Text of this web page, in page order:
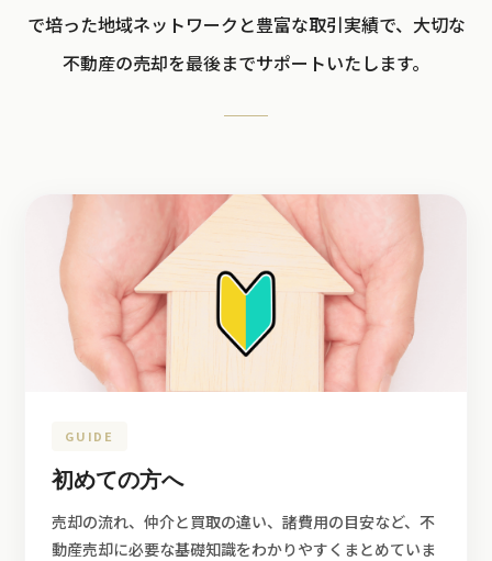
で培った地域ネットワークと豊富な取引実績で、大切な
不動産の売却を最後までサポートいたします。
GUIDE
初めての方へ
売却の流れ、仲介と買取の違い、諸費用の目安など、不
動産売却に必要な基礎知識をわかりやすくまとめていま